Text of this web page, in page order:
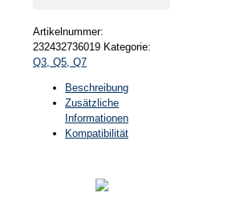
Artikelnummer:
232432736019 Kategorie:
Q3, Q5, Q7
Beschreibung
Zusätzliche
Informationen
Kompatibilität